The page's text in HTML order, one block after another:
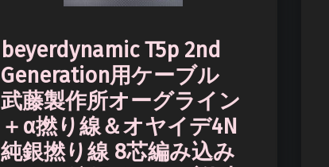
beyerdynamic T5p 2nd
Generation用ケーブル
武藤製作所オーグライン
＋α撚り線＆オヤイデ4N
純銀撚り線 8芯編み込み